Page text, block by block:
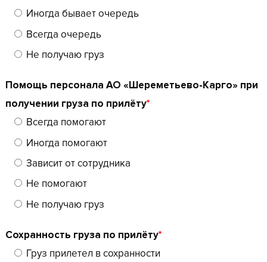
Иногда бывает очередь
Всегда очередь
Не получаю груз
Помощь персонала АО «Шереметьево-Карго» при
получении груза по прилёту*
Всегда помогают
Иногда помогают
Зависит от сотрудника
Не помогают
Не получаю груз
Сохранность груза по прилёту*
Груз прилетел в сохранности